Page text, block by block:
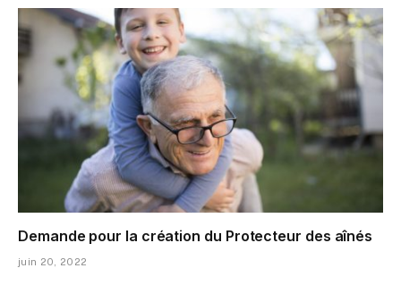
Demande pour la création du Protecteur des aînés
juin 20, 2022